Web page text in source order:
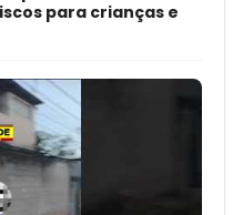
para crianças e